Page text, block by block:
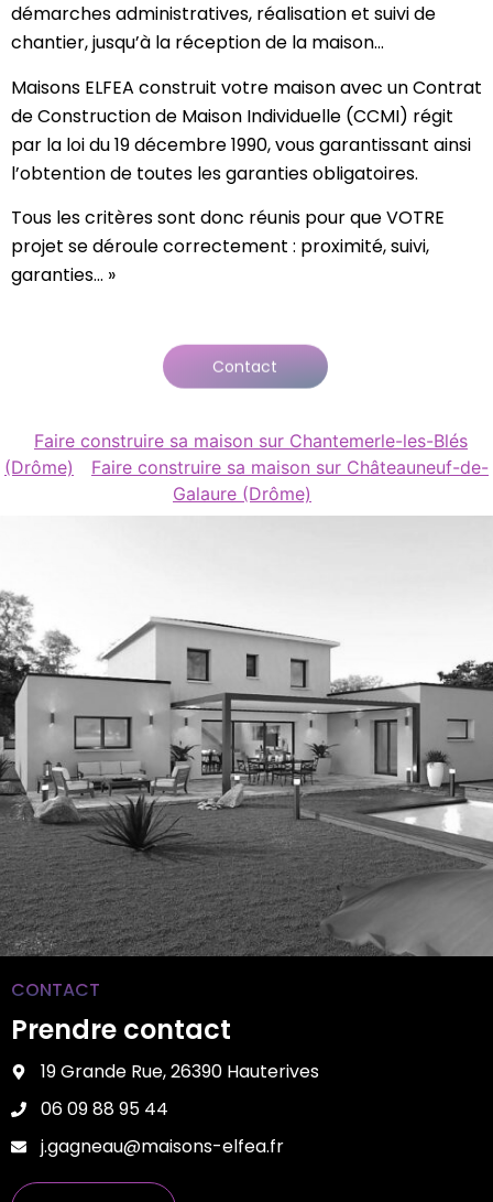
démarches administratives, réalisation et suivi de
chantier, jusqu’à la réception de la maison…
Maisons ELFEA construit votre maison avec un Contrat
de Construction de Maison Individuelle (CCMI) régit
par la loi du 19 décembre 1990, vous garantissant ainsi
l’obtention de toutes les garanties obligatoires.
Tous les critères sont donc réunis pour que VOTRE
projet se déroule correctement : proximité, suivi,
garanties… »
Contact
Faire construire sa maison sur Chantemerle-les-Blés
(Drôme)
Faire construire sa maison sur Châteauneuf-de-
Galaure (Drôme)
CONTACT
Prendre contact
19 Grande Rue, 26390 Hauterives
06 09 88 95 44
j.gagneau@maisons-elfea.fr